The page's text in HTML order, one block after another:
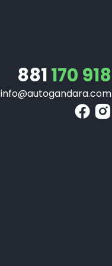
881170 918
info@autogandara.com